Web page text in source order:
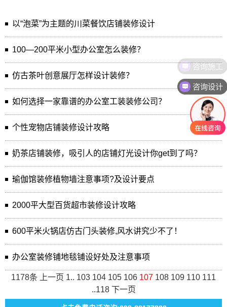
以“泡菜”为主题的川菜餐饮店铺装修设计
100—200平米小型办公室怎么装修？
仿古茶叶创意展厅怎样设计装修？
如何选择一家靠谱的办公室工装装修公司？
个性宠物店铺装修设计攻略
奶茶店铺装修，吸引人的店铺灯光设计你get到了吗？
瑜伽馆装修植物墙注意事项?及设计要点
2000平大型百货超市装修设计攻略
600平米火锅店仿古门头装修,风水讲究少不了！
办公室装修铺地毯铺设好处及注意事项
1178条 上一页 1.. 103 104 105 106 107 108 109 110 111
..118 下一页
咨询设计
咨询施工